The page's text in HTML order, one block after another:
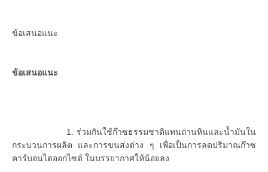
ข้อเสนอแนะ
ข้อเสนอแนะ
1. ร่วมกันใช้ก๊าซธรรมชาติแทนถ่านหินและน้ำมันใน
กระบวนการผลิต และการขนส่งต่าง ๆ เพื่อเป็นการลดปริมาณก๊าซ
คาร์บอนไดออกไซด์ ในบรรยากาศให้น้อยลง